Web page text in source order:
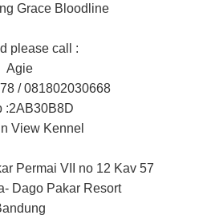
Grace Bloodline
please call :
Agie
/ 081802030668
:2AB30B8D
View Kennel
Permai VII no 12 Kav 57
Dago Pakar Resort